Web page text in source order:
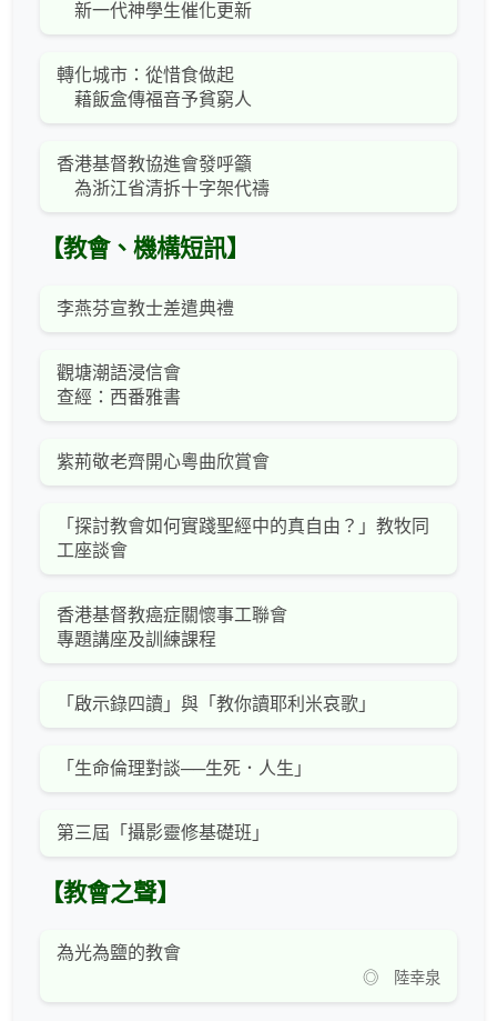
新一代神學生催化更新
轉化城市：從惜食做起
藉飯盒傳福音予貧窮人
香港基督教協進會發呼籲
為浙江省清拆十字架代禱
【教會、機構短訊】
李燕芬宣教士差遣典禮
觀塘潮語浸信會
查經：西番雅書
紫荊敬老齊開心粵曲欣賞會
「探討教會如何實踐聖經中的真自由？」教牧同
工座談會
香港基督教癌症關懷事工聯會
專題講座及訓練課程
「啟示錄四讀」與「教你讀耶利米哀歌」
「生命倫理對談──生死．人生」
第三屆「攝影靈修基礎班」
【教會之聲】
為光為鹽的教會
◎ 陸幸泉